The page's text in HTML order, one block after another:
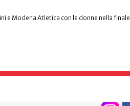
e Modena Atletica con le donne nella finale